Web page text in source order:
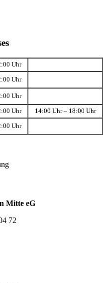
Uhr
Uhr
Uhr
Uhr 14:00 Uhr – 18:00 Uhr
Uhr
Mitte eG
72